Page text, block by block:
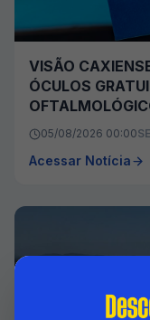
VISÃO
ÓCULOS
05/08/2026 00:00
Acessar Notícia